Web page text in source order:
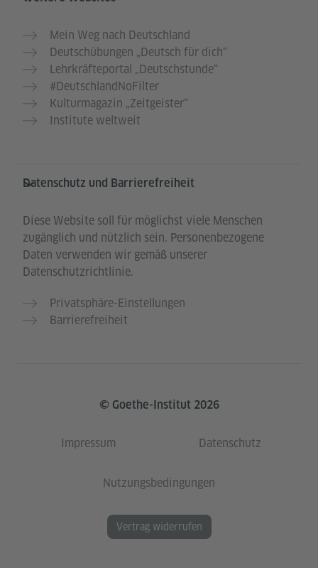
Mein Weg nach Deutschland
Deutschübungen „Deutsch für dich“
Lehrkräfteportal „Deutschstunde“
#DeutschlandNoFilter
Kulturmagazin „Zeitgeister“
Institute weltweit
Datenschutz und Barrierefreiheit
Diese Website soll für möglichst viele Menschen
zugänglich und nützlich sein. Personenbezogene
Daten verwenden wir gemäß unserer
Datenschutzrichtlinie.
Privatsphäre-Einstellungen
Barrierefreiheit
© Goethe-Institut 2026
Impressum Datenschutz
Nutzungsbedingungen
Vertrag widerrufen